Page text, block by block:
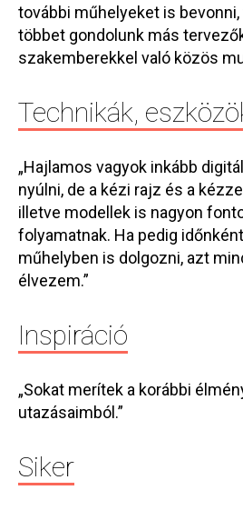
további műhelyeket is
többet gondolunk más
szakemberekkel való közös
Technikák,
„Hajlamos vagyok inkább
nyúlni, de a kézi rajz és a
illetve modellek is nagyon
folyamatnak. Ha pedig
műhelyben is dolgozni, azt
élvezem.”
Inspiráció
„Sokat merítek a korábbi
utazásaimból.”
Siker